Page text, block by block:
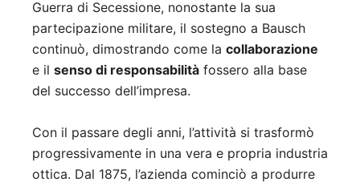
Guerra di Secessione, nonostante la sua
partecipazione militare, il sostegno a Bausch
continuò, dimostrando come la collaborazione
e il senso di responsabilità fossero alla base
del successo dell’impresa.
Con il passare degli anni, l’attività si trasformò
progressivamente in una vera e propria industria
ottica. Dal 1875, l’azienda cominciò a produrre